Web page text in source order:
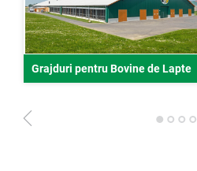
Grajduri pentru Bovine de Lapte
1 2 3 4